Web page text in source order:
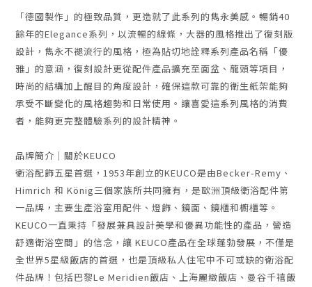
「德國製作」的極致品質，更造就了此系列的雋永美感。暢銷40
餘年的Elegance系列，以流暢的線條，大器的風格推出了復刻版
設計，雋永不褪流行的風格，極為貼切地詮釋系列產品名稱「優
雅」的意涵，復刻設計更從配件產品擴充至面盆、龍頭等項目，
時尚的結構加上醒目的角度設計，確保這款可靠的衛生紙架能夠
承受不斷變化的風格趨勢和日常使用。讓喜愛這系列風格的消費
者，能夠更完整體驗系列的設計精神。
品牌簡介｜關於KEUCO
衛浴配飾五星首選， 1953年創立的KEUCO是由Becker-Remy、
Himrich 和 König三個家族所共同擁有， 是歐洲頂級衛浴配件第
一品牌，主要生產浴室用配件、燈飾、鏡面、鏡櫃和櫥櫃等。
KEUCO一直秉持「發展兼具設計美學和優異功能性的產品，營造
舒適衛浴空間」的信念，讓 KEUCO產品在全球蓬勃發展，不僅是
全世界5星級飯店的首選，也是頂級私人住宅中不可或缺的衛浴配
件品牌！包括巴黎Le Meridien飯店、上海麗緻飯店、曼谷千禧飯